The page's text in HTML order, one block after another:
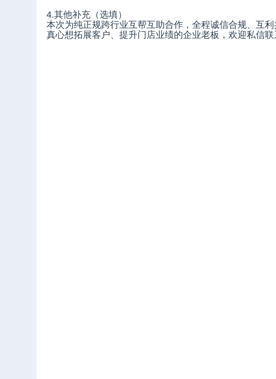
4.其他补充（选填）
本次为纯正规跨行业互帮互助合作，全程诚信合规、互
真心想拓展客户、提升门店业绩的企业老板，欢迎私信